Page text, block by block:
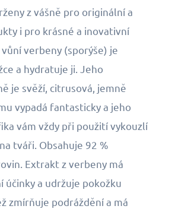
z vášně pro originální a
i pro krásné a inovativní
verbeny (sporýše) je
a hydratuje ji. Jeho
je svěží, citrusová, jemně
vypadá fantasticky a jeho
vám vždy při použití vykouzlí
tváři. Obsahuje 92 %
Extrakt z verbeny má
a udržuje pokožku
zmírňuje podráždění a má